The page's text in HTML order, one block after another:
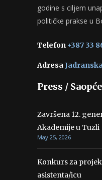
godine s ciljem
političke prakse u
Telefon +387 33
Adresa
Press /
Završena 12.
Akademije u Tuzli
May 25, 2026
Konkurs za
asistenta/icu